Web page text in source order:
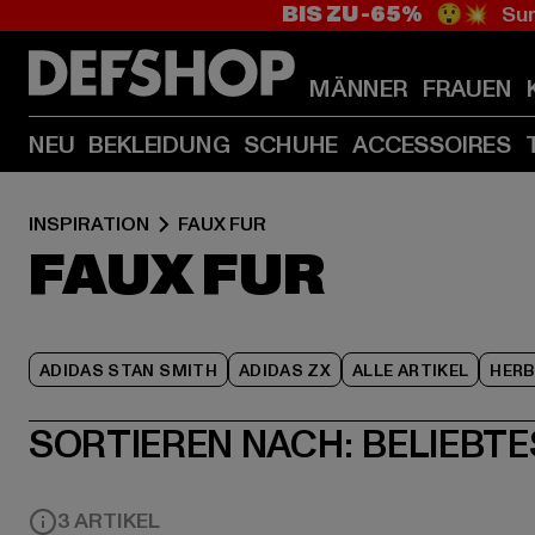
BIS ZU -65% 😲💥
MÄNNER FRAUEN
NEU BEKLEIDUNG SCHUHE ACCESSOIRES
INSPIRATION FAUX FUR
FAUX FUR
ADIDAS STAN SMITH ADIDAS ZX ALLE ARTIKEL
SORTIEREN NACH:
3 ARTIKEL